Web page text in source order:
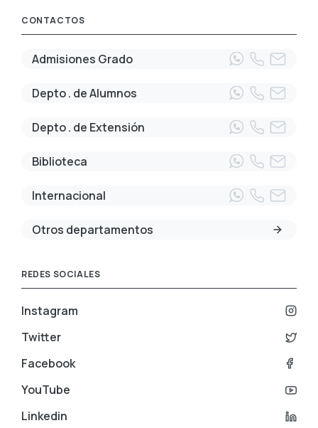
CONTACTOS
Admisiones Grado
Depto . de Alumnos
Depto . de Extensión
Biblioteca
Internacional
Otros departamentos
REDES SOCIALES
Instagram
Twitter
Facebook
YouTube
Linkedin